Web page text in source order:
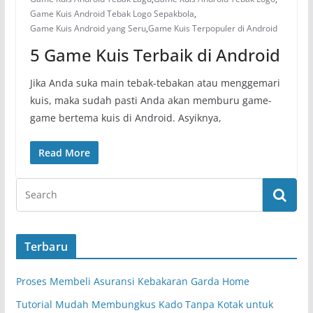
Game Kuis Android Tebak Logo Sepakbola,
Game Kuis Android yang Seru,Game Kuis Terpopuler di Android
5 Game Kuis Terbaik di Android
Jika Anda suka main tebak-tebakan atau menggemari
kuis, maka sudah pasti Anda akan memburu game-
game bertema kuis di Android. Asyiknya,
Read More
Terbaru
Proses Membeli Asuransi Kebakaran Garda Home
Tutorial Mudah Membungkus Kado Tanpa Kotak untuk